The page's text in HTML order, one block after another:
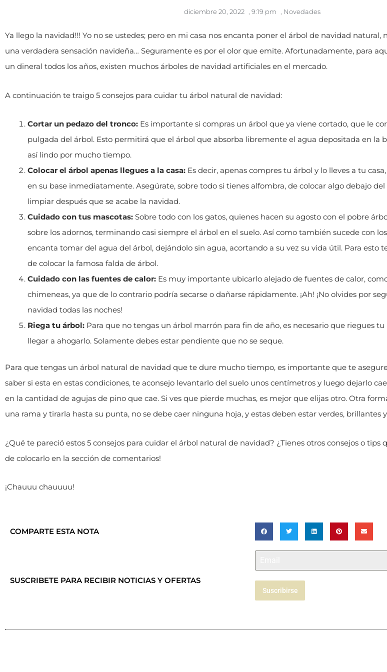
diciembre 20, 2022 , 9:19 pm , Novedades
Ya llego la navidad!!! Yo no se ustedes; pero en mi casa nos encanta poner el árbol de navidad natural,
una verdadera sensación navideña… Seguramente es por el olor que emite. Afortunadamente, para
un dineral todos los años, existen muchos árboles de navidad artificiales en el mercado.
A continuación te traigo 5 consejos para cuidar tu árbol natural de navidad:
Cortar un pedazo del tronco: Es importante si compras un árbol que ya viene cortado, que le
pulgada del árbol. Esto permitirá que el árbol que absorba libremente el agua depositada en la
así lindo por mucho tiempo.
Colocar el árbol apenas llegues a la casa: Es decir, apenas compres tu árbol y lo lleves a tu
en su base inmediatamente. Asegúrate, sobre todo si tienes alfombra, de colocar algo debajo
limpiar después que se acabe la navidad.
Cuidado con tus mascotas: Sobre todo con los gatos, quienes hacen su agosto con el pobre
sobre los adornos, terminando casi siempre el árbol en el suelo. Así como también sucede con
encanta tomar del agua del árbol, dejándolo sin agua, acortando a su vez su vida útil. Para esto
de colocar la famosa falda de árbol.
Cuidado con las fuentes de calor: Es muy importante ubicarlo alejado de fuentes de calor,
chimeneas, ya que de lo contrario podría secarse o dañarse rápidamente. ¡Ah! ¡No olvides por
navidad todas las noches!
Riega tu árbol: Para que no tengas un árbol marrón para fin de año, es necesario que riegues
llegar a ahogarlo. Solamente debes estar pendiente que no se seque.
Para que tengas un árbol natural de navidad que te dure mucho tiempo, es importante que te
saber si esta en estas condiciones, te aconsejo levantarlo del suelo unos centímetros y luego dejarlo
en la cantidad de agujas de pino que cae. Si ves que pierde muchas, es mejor que elijas otro. Otra
una rama y tirarla hasta su punta, no se debe caer ninguna hoja, y estas deben estar verdes, brillantes
¿Qué te pareció estos 5 consejos para cuidar el árbol natural de navidad? ¿Tienes otros consejos o tips
de colocarlo en la sección de comentarios!
¡Chauuu chauuuu!
COMPARTE ESTA NOTA
SUSCRIBETE PARA RECIBIR NOTICIAS Y OFERTAS
Suscribirse